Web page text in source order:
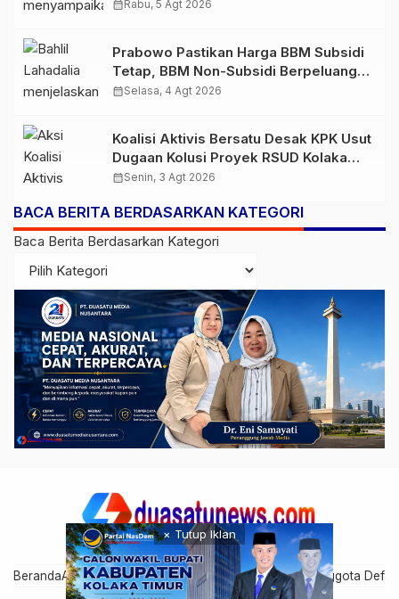
Lampaui Rata-Rata Global
calendar_monthRabu, 5 Agt 2026
Prabowo Pastikan Harga BBM Subsidi
Tetap, BBM Non-Subsidi Berpeluang
Turun
calendar_monthSelasa, 4 Agt 2026
Koalisi Aktivis Bersatu Desak KPK Usut
Dugaan Kolusi Proyek RSUD Kolaka
Timur, Sejumlah Pejabat dan PT
Diperiksa
calendar_monthSenin, 3 Agt 2026
BACA BERITA BERDASARKAN KATEGORI
Baca Berita Berdasarkan Kategori
BerandaArtikel AnggotaCari AnggotaDisclaimerGrup Anggota
× Tutup Iklan